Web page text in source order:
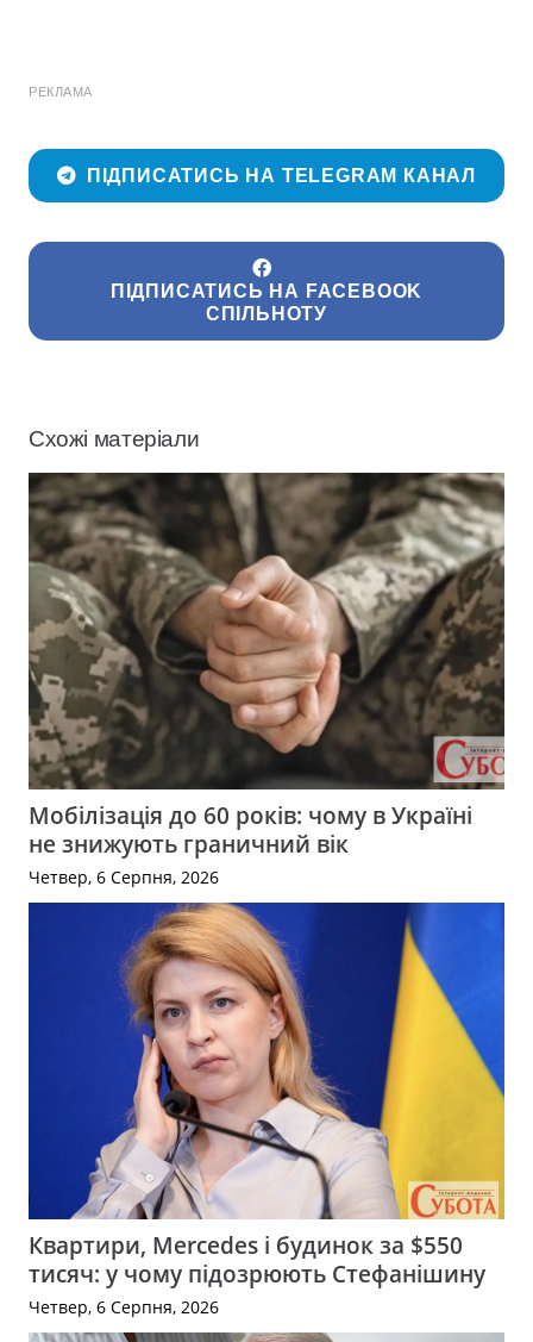
РЕКЛАМА
ПІДПИСАТИСЬ НА TELEGRAM КАНАЛ
ПІДПИСАТИСЬ НА FACEBOOK
СПІЛЬНОТУ
Схожі матеріали
Мобілізація до 60 років: чому в Україні
не знижують граничний вік
Четвер, 6 Серпня, 2026
Квартири, Mercedes і будинок за $550
тисяч: у чому підозрюють Стефанішину
Четвер, 6 Серпня, 2026